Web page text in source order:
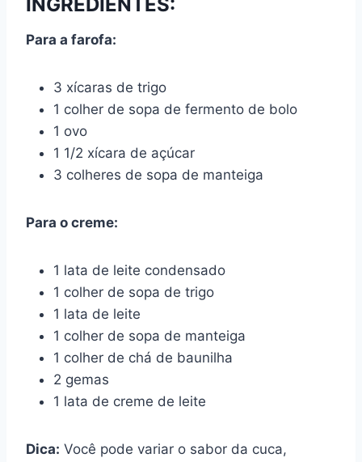
Para a farofa:
3 xícaras de trigo
1 colher de sopa de fermento de bolo
1 ovo
1 1/2 xícara de açúcar
3 colheres de sopa de manteiga
Para o creme:
1 lata de leite condensado
1 colher de sopa de trigo
1 lata de leite
1 colher de sopa de manteiga
1 colher de chá de baunilha
2 gemas
1 lata de creme de leite
Dica: Você pode variar o sabor da cuca,